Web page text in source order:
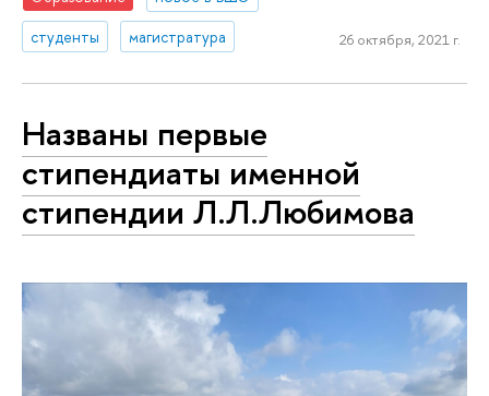
студенты
магистратура 26 октября, 2021 г.
Названы первые
стипендиаты именной
стипендии Л.Л.Любимова